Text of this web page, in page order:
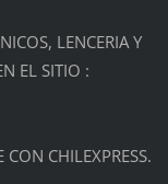
LENCERIA Y
EL SITIO :
CHILEXPRESS.